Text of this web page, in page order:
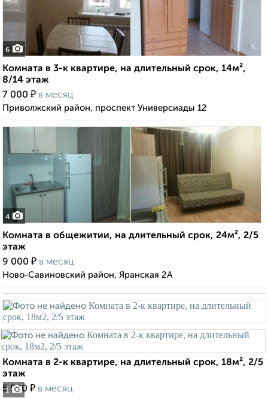
6
Комната в 3-к квартире, на длительный срок, 14м²,
8/14 этаж
7 000 ₽ в месяц
Приволжский район, проспект Универсиады 12
4
Комната в общежитии, на длительный срок, 24м², 2/5
этаж
9 000 ₽ в месяц
Ново-Савиновский район, Яранская 2А
1
Комната в 2-к квартире, на длительный срок, 18м², 2/5
этаж
5 500 ₽ в месяц